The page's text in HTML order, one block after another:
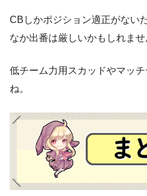
CBしかポジション適正がない
なか出番は厳しいかもしれませ
低チーム力用スカッドやマッ
ね。